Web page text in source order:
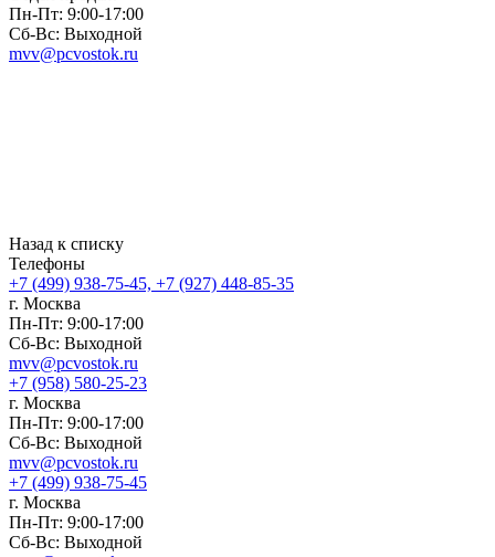
Пн-Пт: 9:00-17:00
Сб-Вс: Выходной
mvv@pcvostok.ru
Назад к списку
Телефоны
+7 (499) 938-75-45, +7 (927) 448-85-35
г. Москва
Пн-Пт: 9:00-17:00
Сб-Вс: Выходной
mvv@pcvostok.ru
+7 (958) 580-25-23
г. Москва
Пн-Пт: 9:00-17:00
Сб-Вс: Выходной
mvv@pcvostok.ru
+7 (499) 938-75-45
г. Москва
Пн-Пт: 9:00-17:00
Сб-Вс: Выходной